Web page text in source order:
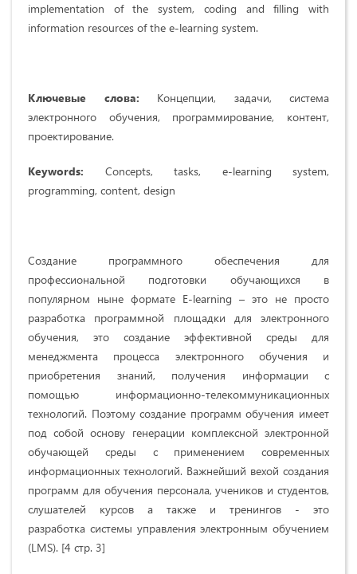
implementation of the system, coding and filling with
information resources of the e-learning system.
Ключевые слова: Концепции, задачи, система
электронного обучения, программирование, контент,
проектирование.
Keywords: Concepts, tasks, e-learning system,
programming, content, design
Создание программного обеспечения для
профессиональной подготовки обучающихся в
популярном ныне формате E-learning – это не просто
разработка программной площадки для электронного
обучения, это создание эффективной среды для
менеджмента процесса электронного обучения и
приобретения знаний, получения информации с
помощью информационно-телекоммуникационных
технологий. Поэтому создание программ обучения имеет
под собой основу генерации комплексной электронной
обучающей среды с применением современных
информационных технологий. Важнейший вехой создания
программ для обучения персонала, учеников и студентов,
слушателей курсов а также и тренингов - это
разработка системы управления электронным обучением
(LMS). [4 стр. 3]